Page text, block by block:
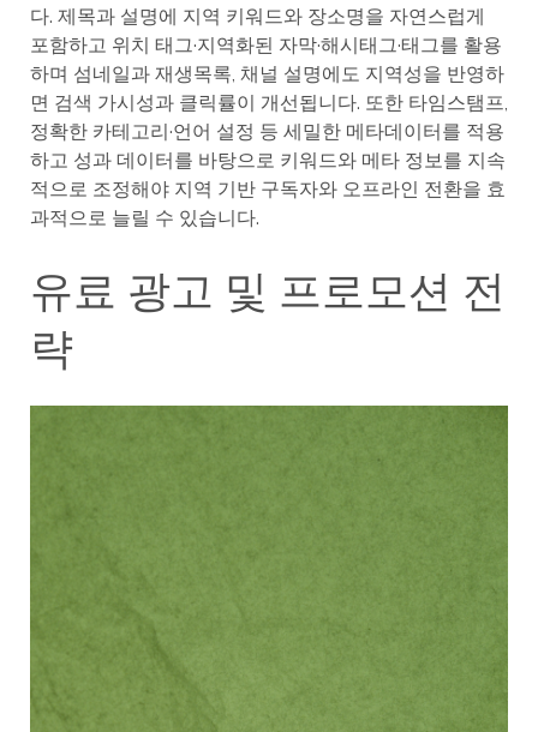
다. 제목과 설명에 지역 키워드와 장소명을 자연스럽게
포함하고 위치 태그·지역화된 자막·해시태그·태그를 활용
하며 섬네일과 재생목록, 채널 설명에도 지역성을 반영하
면 검색 가시성과 클릭률이 개선됩니다. 또한 타임스탬프,
정확한 카테고리·언어 설정 등 세밀한 메타데이터를 적용
하고 성과 데이터를 바탕으로 키워드와 메타 정보를 지속
적으로 조정해야 지역 기반 구독자와 오프라인 전환을 효
과적으로 늘릴 수 있습니다.
유료 광고 및 프로모션 전
략